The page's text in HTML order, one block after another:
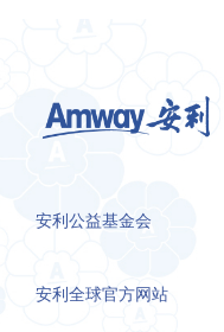
安利公益基金会
安利全球官方网站